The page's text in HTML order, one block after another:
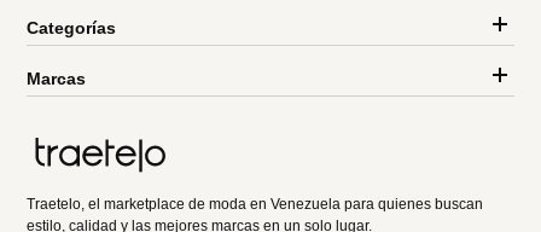
Categorías
Marcas
Traetelo, el marketplace de moda en Venezuela para quienes buscan
estilo, calidad y las mejores marcas en un solo lugar.